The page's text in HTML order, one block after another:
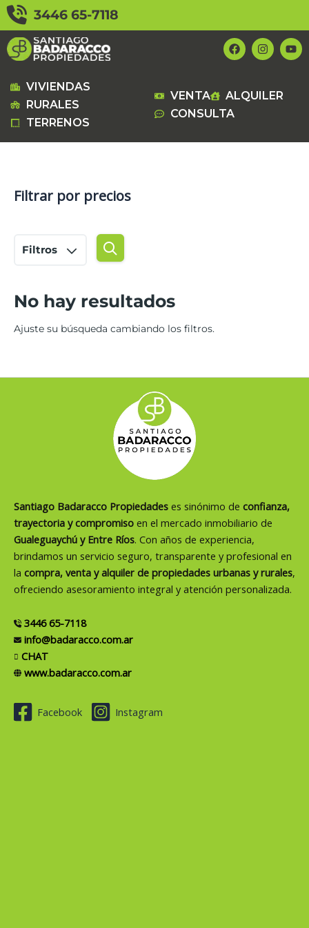
contenido
3446 65-7118
F
a
c
o
k
I
n
s
g
Y
o
u
VIVIENDAS
RURALES
TERRENOS
VENTA
ALQUILER
CONSULTA
Filtrar por precios
Filtros
No hay resultados
Ajuste su búsqueda cambiando los filtros.
Santiago Badaracco Propiedades es sinónimo de confianza,
trayectoria y compromiso en el mercado inmobiliario de
Gualeguaychú y Entre Ríos. Con años de experiencia,
brindamos un servicio seguro, transparente y profesional en
la compra, venta y alquiler de propiedades urbanas y rurales,
ofreciendo asesoramiento integral y atención personalizada.
3446 65-7118
info@badaracco.com.ar
CHAT
www.badaracco.com.ar
Facebook Instagram